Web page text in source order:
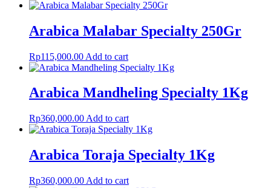
Arabica Malabar Specialty 250Gr
Rp115,000.00 Add to cart
Arabica Mandheling Specialty 1Kg
Rp360,000.00 Add to cart
Arabica Toraja Specialty 1Kg
Rp360,000.00 Add to cart